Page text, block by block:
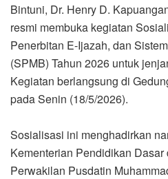
Bintuni, Dr. Henry D.
resmi membuka kegiatan
Penerbitan E-Ijazah, dan
(SPMB) Tahun 2026 untuk
Kegiatan berlangsung di
pada Senin (18/5/2026).
Sosialisasi ini menghadirkan
Kementerian Pendidikan
Perwakilan Pusdatin